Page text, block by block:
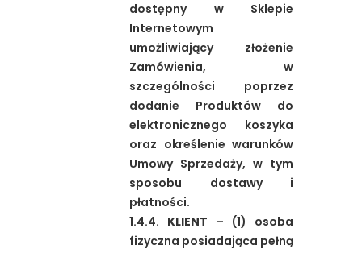
dostępny w Sklepie
Internetowym
umożliwiający złożenie
Zamówienia, w
szczególności poprzez
dodanie Produktów do
elektronicznego koszyka
oraz określenie warunków
Umowy Sprzedaży, w tym
sposobu dostawy i
płatności.
1.4.4. KLIENT – (1) osoba
fizyczna posiadająca pełną